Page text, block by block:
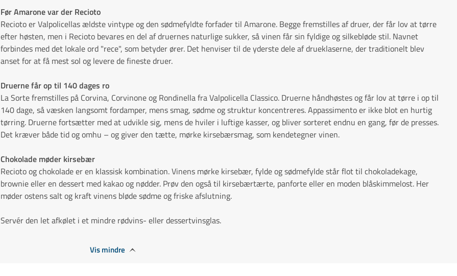
Før Amarone var der Recioto
Recioto er Valpolicellas ældste vintype og den sødmefyldte forfader til Amarone. Begge fremstilles af druer, der får lov at tørre
efter høsten, men i Recioto bevares en del af druernes naturlige sukker, så vinen får sin fyldige og silkebløde stil. Navnet
forbindes med det lokale ord "rece", som betyder ører. Det henviser til de yderste dele af drueklaserne, der traditionelt blev
anset for at få mest sol og levere de fineste druer.
Druerne får op til 140 dages ro
La Sorte fremstilles på Corvina, Corvinone og Rondinella fra Valpolicella Classico. Druerne håndhøstes og får lov at tørre i op til
140 dage, så væsken langsomt fordamper, mens smag, sødme og struktur koncentreres. Appassimento er ikke blot en hurtig
tørring. Druerne fortsætter med at udvikle sig, mens de hviler i luftige kasser, og bliver sorteret endnu en gang, før de presses.
Det kræver både tid og omhu – og giver den tætte, mørke kirsebærsmag, som kendetegner vinen.
Chokolade møder kirsebær
Recioto og chokolade er en klassisk kombination. Vinens mørke kirsebær, fylde og sødmefylde står flot til chokoladekage,
brownie eller en dessert med kakao og nødder. Prøv den også til kirsebærtærte, panforte eller en moden blåskimmelost. Her
møder ostens salt og kraft vinens bløde sødme og friske afslutning.
Servér den let afkølet i et mindre rødvins- eller dessertvinsglas.
Vis mindre